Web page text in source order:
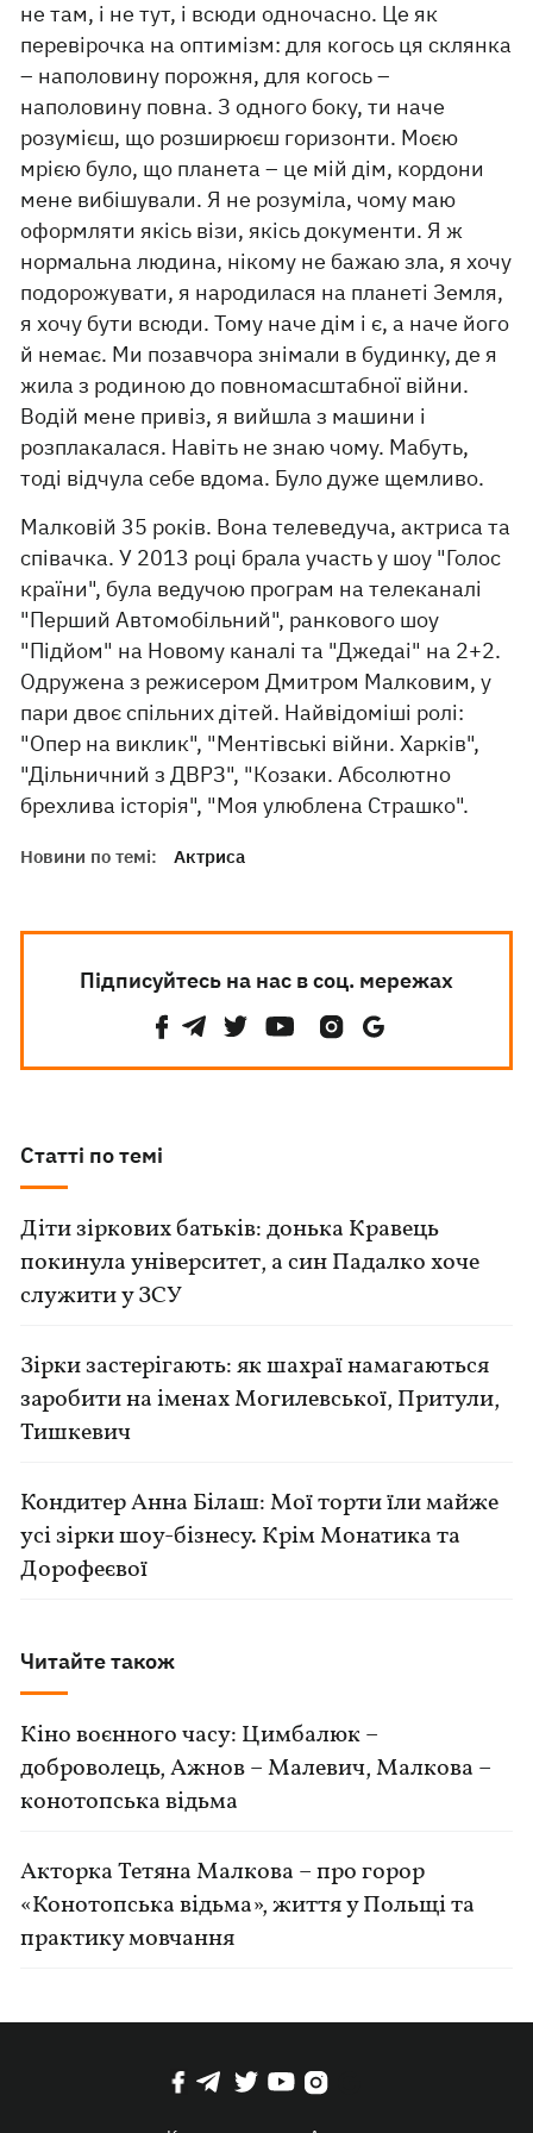
не там, і не тут, і всюди одночасно. Це як
перевірочка на оптимізм: для когось ця склянка
– наполовину порожня, для когось –
наполовину повна. З одного боку, ти наче
розумієш, що розширюєш горизонти. Моєю
мрією було, що планета – це мій дім, кордони
мене вибішували. Я не розуміла, чому маю
оформляти якісь візи, якісь документи. Я ж
нормальна людина, нікому не бажаю зла, я хочу
подорожувати, я народилася на планеті Земля,
я хочу бути всюди. Тому наче дім і є, а наче його
й немає. Ми позавчора знімали в будинку, де я
жила з родиною до повномасштабної війни.
Водій мене привіз, я вийшла з машини і
розплакалася. Навіть не знаю чому. Мабуть,
тоді відчула себе вдома. Було дуже щемливо.
Малковій 35 років. Вона телеведуча, актриса та
співачка. У 2013 році брала участь у шоу "Голос
країни", була ведучою програм на телеканалі
"Перший Автомобільний", ранкового шоу
"Підйом" на Новому каналі та "Джедаі" на 2+2.
Одружена з режисером Дмитром Малковим, у
пари двоє спільних дітей. Найвідоміші ролі:
"Опер на виклик", "Ментівські війни. Харків",
"Дільничний з ДВРЗ", "Козаки. Абсолютно
брехлива історія", "Моя улюблена Страшко".
Новини по темі: Актриса
Підписуйтесь на нас в соц. мережах
Статті по темі
Діти зіркових батьків: донька Кравець
покинула університет, а син Падалко хоче
служити у ЗСУ
Зірки застерігають: як шахраї намагаються
заробити на іменах Могилевської, Притули,
Тишкевич
Кондитер Анна Білаш: Мої торти їли майже
усі зірки шоу-бізнесу. Крім Монатика та
Дорофеєвої
Читайте також
Кіно воєнного часу: Цимбалюк –
доброволець, Ажнов – Малевич, Малкова –
конотопська відьма
Акторка Тетяна Малкова – про горор
«Конотопська відьма», життя у Польщі та
практику мовчання